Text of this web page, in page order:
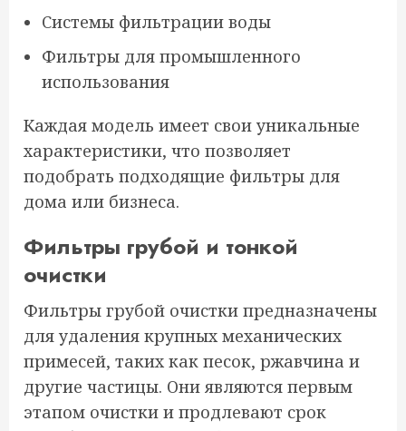
Системы фильтрации воды
Фильтры для промышленного
использования
Каждая модель имеет свои уникальные
характеристики, что позволяет
подобрать подходящие фильтры для
дома или бизнеса.
Фильтры грубой и тонкой
очистки
Фильтры грубой очистки предназначены
для удаления крупных механических
примесей, таких как песок, ржавчина и
другие частицы. Они являются первым
этапом очистки и продлевают срок